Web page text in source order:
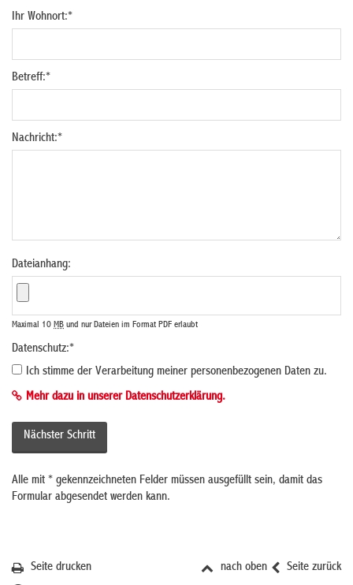
Ihr Wohnort:*
Betreff:*
Nachricht:*
Dateianhang:
Maximal 10 MB und nur Dateien im Format PDF erlaubt
Datenschutz:*
Ich stimme der Verarbeitung meiner personenbezogenen Daten zu.
Mehr dazu in unserer Datenschutzerklärung.
Alle mit * gekennzeichneten Felder müssen ausgefüllt sein, damit das
Formular abgesendet werden kann.
Seite zurück
nach oben
Seite drucken